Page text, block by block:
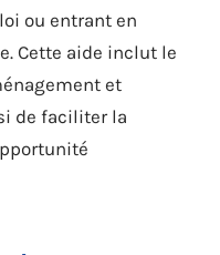
ou entrant en
Cette aide inclut le
et
de faciliter la